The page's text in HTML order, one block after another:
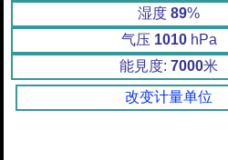
湿度 89%
气压 1010hPa
能見度: 7000米
改变计量单位